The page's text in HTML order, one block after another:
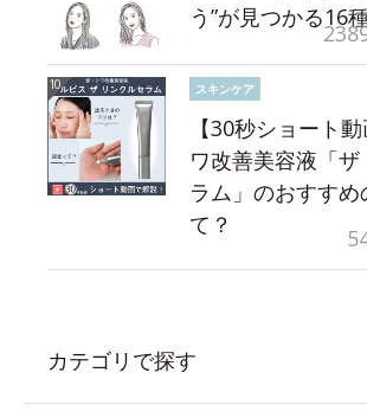
う”が見つかる16
スキンケア
【30秒ショート
ワ改善美容液「ザ
ラム」のおすすめ
て？
カテゴリで探す